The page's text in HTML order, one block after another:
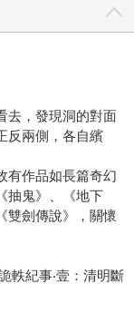
去，發現洞的對面
反兩側，各自繽
有作品如長篇奇幻
抽鬼》、《地下
雙劍傳說》，關懷
軼紀事‧壹：清明斷